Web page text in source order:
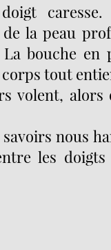
caresse.
de la peau
bouche en
corps tout
volent, alors
nous
les